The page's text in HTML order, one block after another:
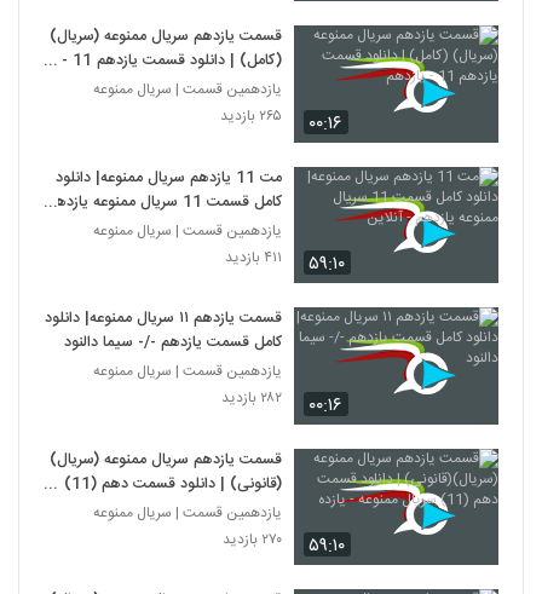
۰۰:۱۶
قسمت یازدهم سریال ممنوعه (سریال)
(کامل) | دانلود قسمت یازدهم 11 -
یازدهم
یازدهمین قسمت | سریال ممنوعه
۲۶۵ بازدید
۵۹:۱۰
مت 11 يازدهم سريال ممنوعه| دانلود
کامل قسمت 11 سريال ممنوعه يازدهم
- آنلاین
یازدهمین قسمت | سریال ممنوعه
۴۱۱ بازدید
۰۰:۱۶
قسمت یازدهم ۱۱ سریال ممنوعه| دانلود
کامل قسمت یازدهم -/- سیما دالنود
یازدهمین قسمت | سریال ممنوعه
۲۸۲ بازدید
۵۹:۱۰
قسمت یازدهم سریال ممنوعه (سریال)
(قانونی) | دانلود قسمت دهم (11)
سریال ممنوعه - یازده
یازدهمین قسمت | سریال ممنوعه
۲۷۰ بازدید